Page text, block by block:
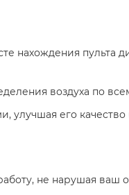
нахождения пульта
воздуха по
улучшая его
не нарушая ваш